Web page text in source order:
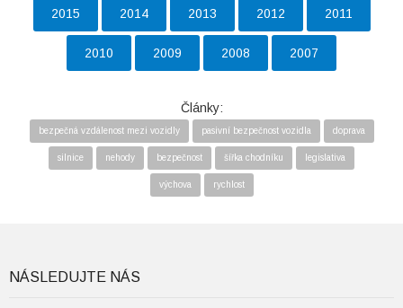
2015 2014 2013 2012 2011
2010 2009 2008 2007
Články:
bezpečná vzdálenost mezi vozidly pasivní bezpečnost vozidla doprava
silnice nehody bezpečnost šířka chodníku legislativa
výchova rychlost
NÁSLEDUJTE NÁS